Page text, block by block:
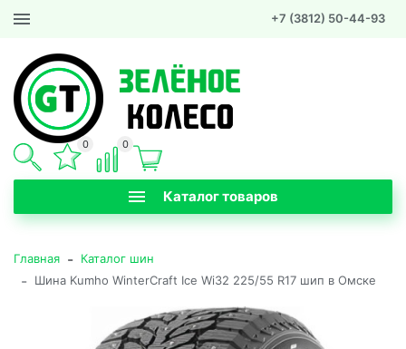
+7 (3812) 50-44-93
Каталог товаров
0 0
Главная - Каталог шин
- Шина Kumho WinterCraft Ice Wi32 225/55 R17 шип в Омске